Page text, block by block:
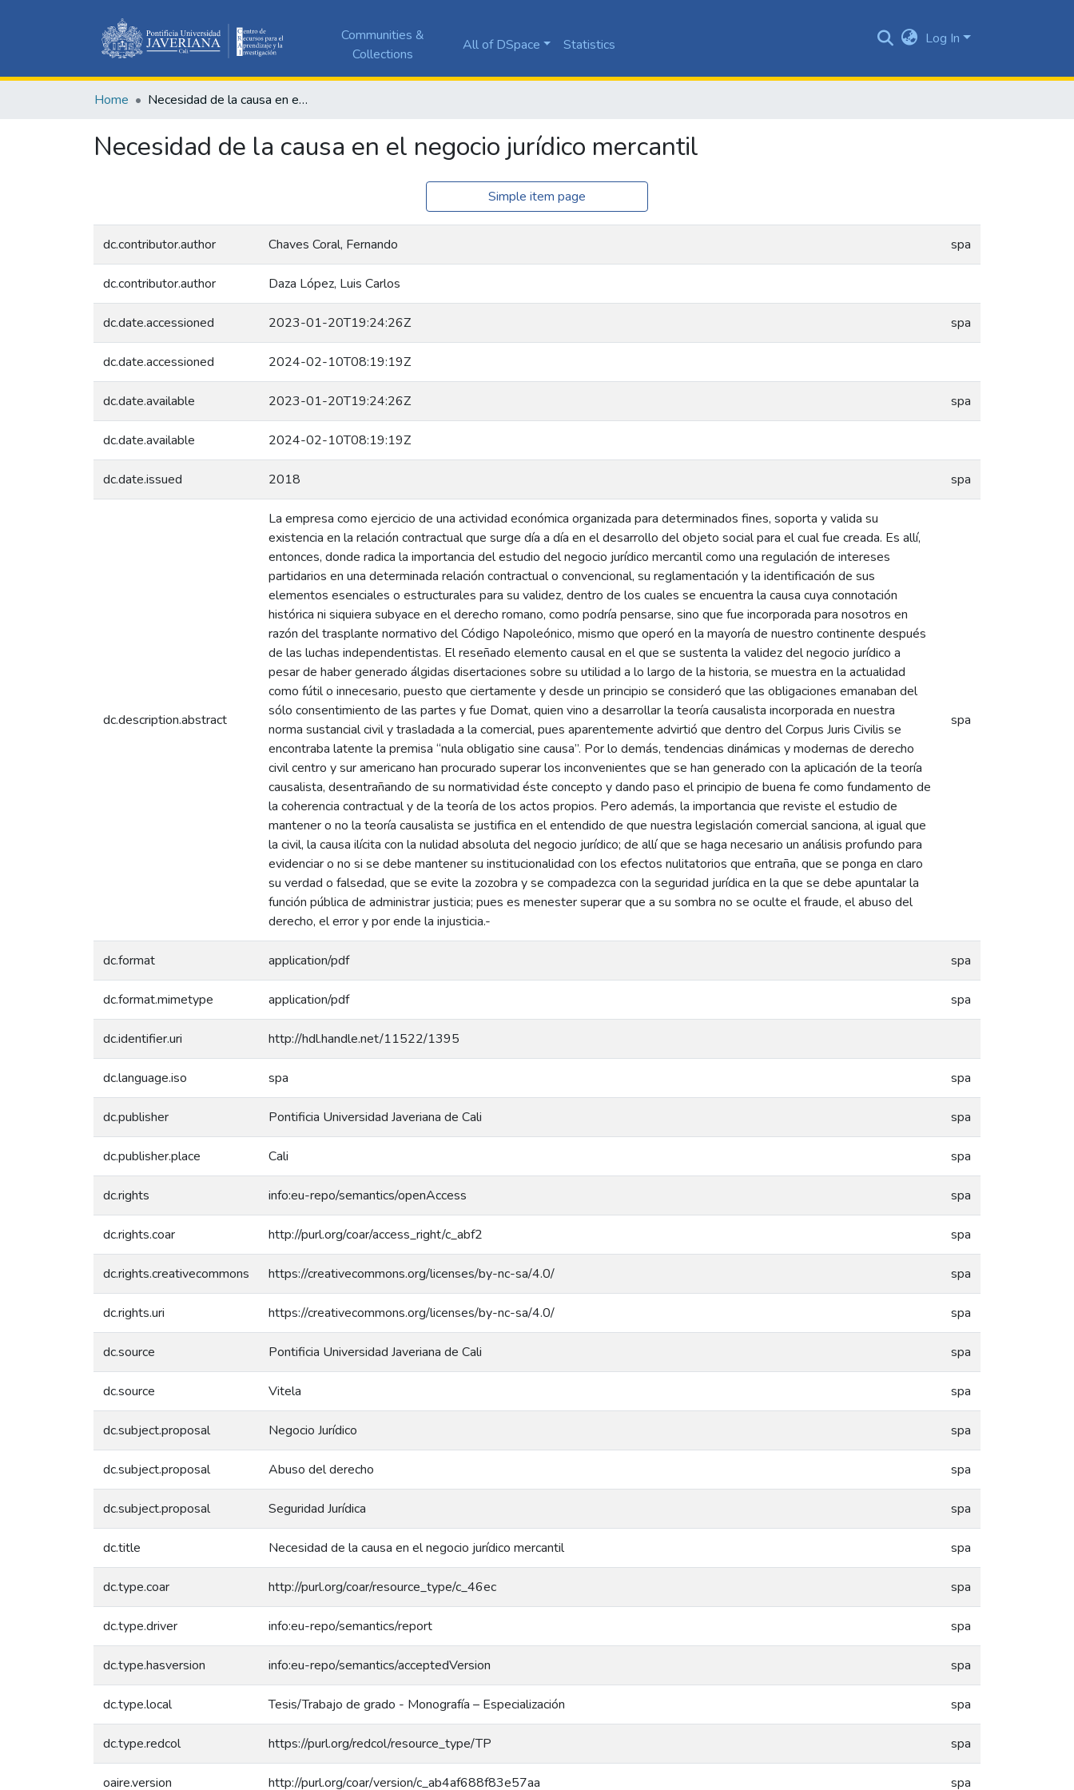
Communities &
Collections
All of DSpace Statistics Log In
Home Necesidad de la causa en el negocio jurídico mercantil
Necesidad de la causa en el negocio jurídico mercantil
Simple item page
dc.contributor.author Chaves Coral, Fernando spa
dc.contributor.author Daza López, Luis Carlos
dc.date.accessioned 2023-01-20T19:24:26Z spa
dc.date.accessioned 2024-02-10T08:19:19Z
dc.date.available 2023-01-20T19:24:26Z spa
dc.date.available 2024-02-10T08:19:19Z
dc.date.issued 2018 spa
dc.description.abstract
La empresa como ejercicio de una actividad económica organizada para determinados fines, soporta y valida su
existencia en la relación contractual que surge día a día en el desarrollo del objeto social para el cual fue creada. Es allí,
entonces, donde radica la importancia del estudio del negocio jurídico mercantil como una regulación de intereses
partidarios en una determinada relación contractual o convencional, su reglamentación y la identificación de sus
elementos esenciales o estructurales para su validez, dentro de los cuales se encuentra la causa cuya connotación
histórica ni siquiera subyace en el derecho romano, como podría pensarse, sino que fue incorporada para nosotros en
razón del trasplante normativo del Código Napoleónico, mismo que operó en la mayoría de nuestro continente después
de las luchas independentistas. El reseñado elemento causal en el que se sustenta la validez del negocio jurídico a
pesar de haber generado álgidas disertaciones sobre su utilidad a lo largo de la historia, se muestra en la actualidad
como fútil o innecesario, puesto que ciertamente y desde un principio se consideró que las obligaciones emanaban del
sólo consentimiento de las partes y fue Domat, quien vino a desarrollar la teoría causalista incorporada en nuestra
norma sustancial civil y trasladada a la comercial, pues aparentemente advirtió que dentro del Corpus Juris Civilis se
encontraba latente la premisa “nula obligatio sine causa”. Por lo demás, tendencias dinámicas y modernas de derecho
civil centro y sur americano han procurado superar los inconvenientes que se han generado con la aplicación de la teoría
causalista, desentrañando de su normatividad éste concepto y dando paso el principio de buena fe como fundamento de
la coherencia contractual y de la teoría de los actos propios. Pero además, la importancia que reviste el estudio de
mantener o no la teoría causalista se justifica en el entendido de que nuestra legislación comercial sanciona, al igual que
la civil, la causa ilícita con la nulidad absoluta del negocio jurídico; de allí que se haga necesario un análisis profundo para
evidenciar o no si se debe mantener su institucionalidad con los efectos nulitatorios que entraña, que se ponga en claro
su verdad o falsedad, que se evite la zozobra y se compadezca con la seguridad jurídica en la que se debe apuntalar la
función pública de administrar justicia; pues es menester superar que a su sombra no se oculte el fraude, el abuso del
derecho, el error y por ende la injusticia.-
spa
dc.format application/pdf spa
dc.format.mimetype application/pdf spa
dc.identifier.uri http://hdl.handle.net/11522/1395
dc.language.iso spa spa
dc.publisher Pontificia Universidad Javeriana de Cali spa
dc.publisher.place Cali spa
dc.rights info:eu-repo/semantics/openAccess spa
dc.rights.coar http://purl.org/coar/access_right/c_abf2 spa
dc.rights.creativecommons https://creativecommons.org/licenses/by-nc-sa/4.0/ spa
dc.rights.uri https://creativecommons.org/licenses/by-nc-sa/4.0/ spa
dc.source Pontificia Universidad Javeriana de Cali spa
dc.source Vitela spa
dc.subject.proposal Negocio Jurídico spa
dc.subject.proposal Abuso del derecho spa
dc.subject.proposal Seguridad Jurídica spa
dc.title Necesidad de la causa en el negocio jurídico mercantil spa
dc.type.coar http://purl.org/coar/resource_type/c_46ec spa
dc.type.driver info:eu-repo/semantics/report spa
dc.type.hasversion info:eu-repo/semantics/acceptedVersion spa
dc.type.local Tesis/Trabajo de grado - Monografía – Especialización spa
dc.type.redcol https://purl.org/redcol/resource_type/TP spa
oaire.version http://purl.org/coar/version/c_ab4af688f83e57aa spa